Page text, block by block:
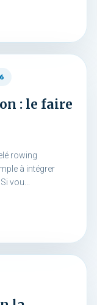
: le faire
rowing
à intégrer
vou...